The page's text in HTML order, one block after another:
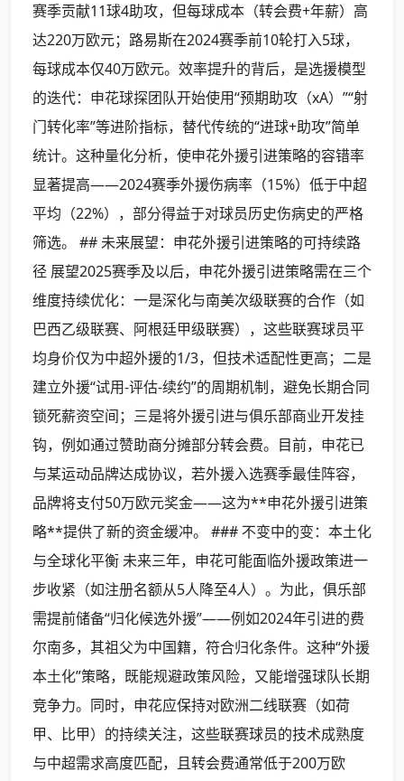
赛季贡献11球4助攻，但每球成本（转会费+年薪）高
达220万欧元；路易斯在2024赛季前10轮打入5球，
每球成本仅40万欧元。效率提升的背后，是选援模型
的迭代：申花球探团队开始使用“预期助攻（xA）”“射
门转化率”等进阶指标，替代传统的“进球+助攻”简单
统计。这种量化分析，使申花外援引进策略的容错率
显著提高——2024赛季外援伤病率（15%）低于中超
平均（22%），部分得益于对球员历史伤病史的严格
筛选。 ## 未来展望：申花外援引进策略的可持续路
径 展望2025赛季及以后，申花外援引进策略需在三个
维度持续优化：一是深化与南美次级联赛的合作（如
巴西乙级联赛、阿根廷甲级联赛），这些联赛球员平
均身价仅为中超外援的1/3，但技术适配性更高；二是
建立外援“试用-评估-续约”的周期机制，避免长期合同
锁死薪资空间；三是将外援引进与俱乐部商业开发挂
钩，例如通过赞助商分摊部分转会费。目前，申花已
与某运动品牌达成协议，若外援入选赛季最佳阵容，
品牌将支付50万欧元奖金——这为**申花外援引进策
略**提供了新的资金缓冲。 ### 不变中的变：本土化
与全球化平衡 未来三年，申花可能面临外援政策进一
步收紧（如注册名额从5人降至4人）。为此，俱乐部
需提前储备“归化候选外援”——例如2024年引进的费
尔南多，其祖父为中国籍，符合归化条件。这种“外援
本土化”策略，既能规避政策风险，又能增强球队长期
竞争力。同时，申花应保持对欧洲二线联赛（如荷
甲、比甲）的持续关注，这些联赛球员的技术成熟度
与中超需求高度匹配，且转会费通常低于200万欧